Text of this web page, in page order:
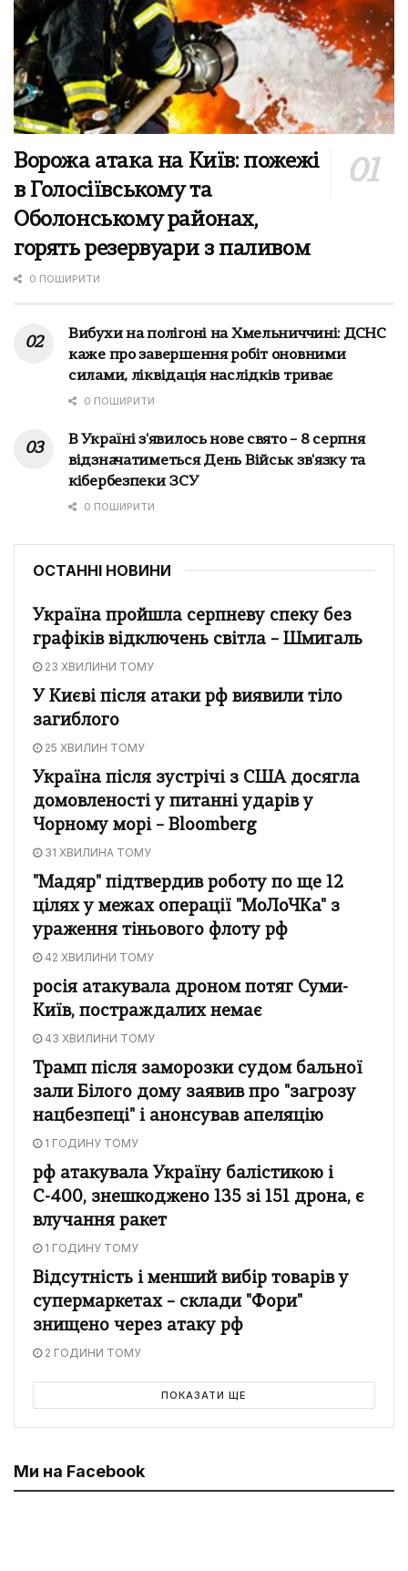
Ворожа атака на Київ: пожежі
в Голосіївському та
Оболонському районах,
горять резервуари з паливом
0 ПОШИРИТИ
Вибухи на полігоні на Хмельниччині: ДСНС
каже про завершення робіт оновними
силами, ліквідація наслідків триває
0 ПОШИРИТИ
В Україні з'явилось нове свято – 8 серпня
відзначатиметься День Військ зв'язку та
кібербезпеки ЗСУ
0 ПОШИРИТИ
ОСТАННІ НОВИНИ
Україна пройшла серпневу спеку без
графіків відключень світла – Шмигаль
23 ХВИЛИНИ ТОМУ
У Києві після атаки рф виявили тіло
загиблого
25 ХВИЛИН ТОМУ
Україна після зустрічі з США досягла
домовленості у питанні ударів у
Чорному морі – Bloomberg
31 ХВИЛИНА ТОМУ
"Мадяр" підтвердив роботу по ще 12
цілях у межах операції "МоЛоЧКа" з
ураження тіньового флоту рф
42 ХВИЛИНИ ТОМУ
росія атакувала дроном потяг Суми-
Київ, постраждалих немає
43 ХВИЛИНИ ТОМУ
Трамп після заморозки судом бальної
зали Білого дому заявив про "загрозу
нацбезпеці" і анонсував апеляцію
1 ГОДИНУ ТОМУ
рф атакувала Україну балістикою і
С-400, знешкоджено 135 зі 151 дрона, є
влучання ракет
1 ГОДИНУ ТОМУ
Відсутність і менший вибір товарів у
супермаркетах – склади "Фори"
знищено через атаку рф
2 ГОДИНИ ТОМУ
ПОКАЗАТИ ЩЕ
Ми на Facebook